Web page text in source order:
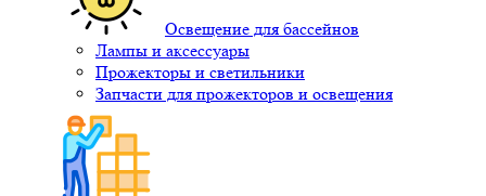
Освещение для бассейнов
Лампы и аксессуары
Прожекторы и светильники
Запчасти для прожекторов и освещения